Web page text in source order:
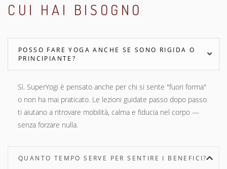
CUI HAI BISOGNO
POSSO FARE YOGA ANCHE SE SONO RIGIDA O
PRINCIPIANTE?
Sì. SuperYogi è pensato anche per chi si sente "fuori forma"
o non ha mai praticato. Le lezioni guidate passo dopo passo
ti aiutano a ritrovare mobilità, calma e fiducia nel corpo —
senza forzare nulla.
QUANTO TEMPO SERVE PER SENTIRE I BENEFICI?